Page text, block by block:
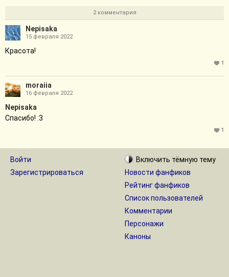
2 комментария
Nepisaka
15 февраля 2022
Красота!
1
moraiia
16 февраля 2022
Nepisaka
Спасибо! :3
1
Войти
Зарегистрироваться
Включить тёмную тему
Новости фанфиков
Рейтинг фанфиков
Список пользователей
Комментарии
Персонажи
Каноны